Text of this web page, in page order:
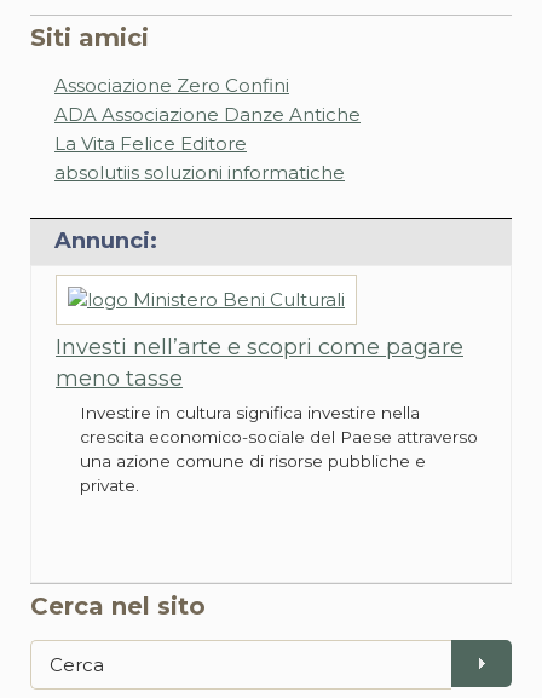
Siti amici
Associazione Zero Confini
ADA Associazione Danze Antiche
La Vita Felice Editore
absolutiis soluzioni informatiche
Annunci:
Investi nell’arte e scopri come pagare
meno tasse
Investire in cultura significa investire nella
crescita economico-sociale del Paese attraverso
una azione comune di risorse pubbliche e
private.
Cerca nel sito